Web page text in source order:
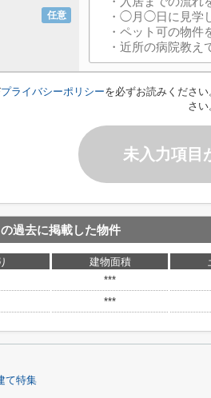
任意
プライバシーポリシーを必ずお読みくださ
さい
未入力項目
の過去に掲載した物件
建物面積
***
***
て特集